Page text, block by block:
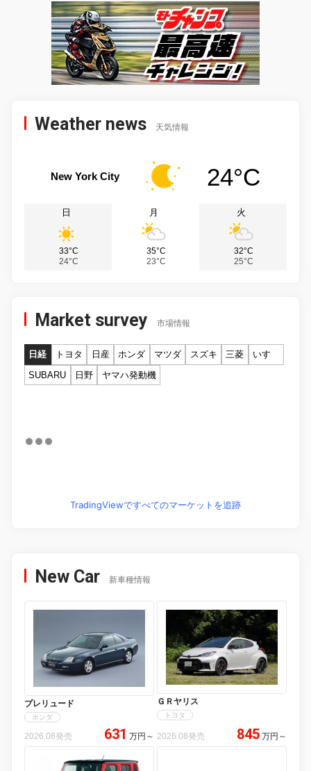
Weather news 天気情報
New York City 24°C
日
33°C
24°C
月
35°C
23°C
火
32°C
25°C
Market survey 市場情報
日経 トヨタ 日産 ホンダ マツダ スズキ 三菱
いすゞ
SUBARU
日野 ヤマハ発動機
TradingViewですべてのマーケットを追跡
New Car 新車種情報
プレリュード
ホンダ
2026.08発売 631 万円 ～
ＧＲヤリス
トヨタ
2026.08発売 845 万円 ～